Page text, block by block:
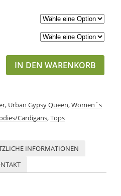
IN DEN WARENKORB
, Urban Gypsy Queen,Women´s
Cardigans,Tops
INFORMATIONEN